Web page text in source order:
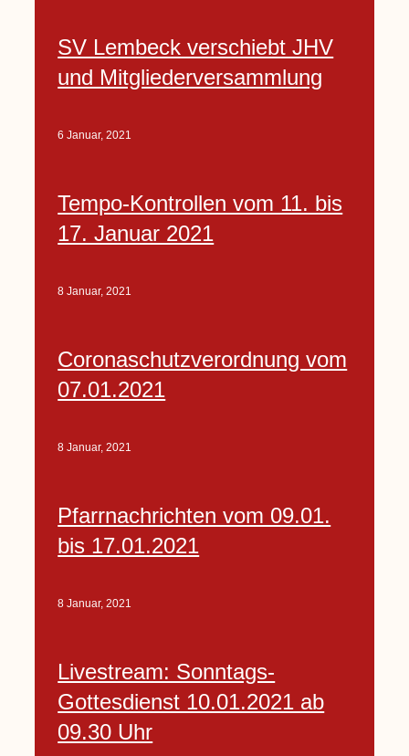
SV Lembeck verschiebt JHV
und Mitgliederversammlung
6 Januar, 2021
Tempo-Kontrollen vom 11. bis
17. Januar 2021
8 Januar, 2021
Coronaschutzverordnung vom
07.01.2021
8 Januar, 2021
Pfarrnachrichten vom 09.01.
bis 17.01.2021
8 Januar, 2021
Livestream: Sonntags-
Gottesdienst 10.01.2021 ab
09.30 Uhr